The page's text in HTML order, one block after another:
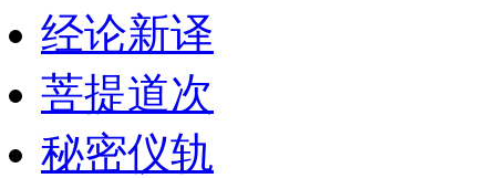
经论新译
菩提道次
秘密仪轨